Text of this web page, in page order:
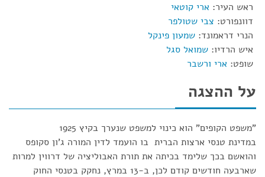
ראש העיר: ארי קוטאי
דוונפורט: צבי שטולפר
הנרי דראמונד: שמעון פינקל
איש הרדיו: שמואל סגל
שופט: ארי ורשבר
על ההצגה
"משפט הקופים" הוא כינוי למשפט שנערך בקיץ 1925
במדינת טנסי ארצות הברית בו הועמד לדין המורה ג'ון סקופס
והואשם בכך שלימד בכיתה את תורת האבוליציה של דרווין למרות
שארבעה חודשים קודם לכן, ב-13 במרץ, נחקק בטנסי החוק